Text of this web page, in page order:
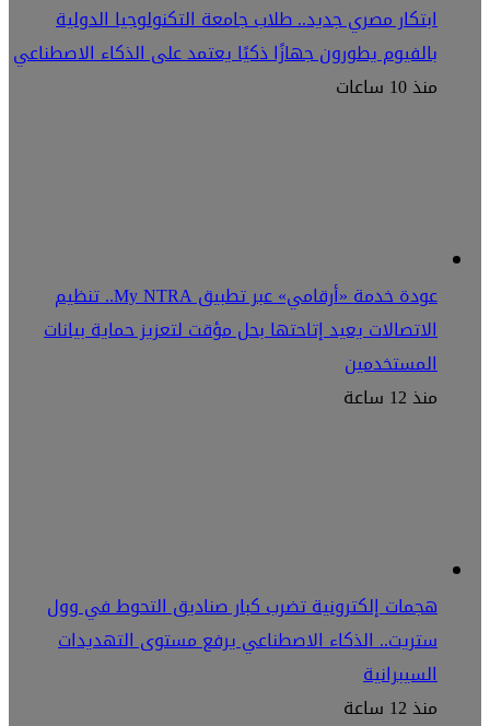
ابتكار مصري جديد.. طلاب جامعة التكنولوجيا الدولية
بالفيوم يطورون جهازًا ذكيًا يعتمد على الذكاء الاصطناعي
منذ 10 ساعات
عودة خدمة «أرقامي» عبر تطبيق My NTRA.. تنظيم
الاتصالات يعيد إتاحتها بحل مؤقت لتعزيز حماية بيانات
المستخدمين
منذ 12 ساعة
هجمات إلكترونية تضرب كبار صناديق التحوط في وول
ستريت.. الذكاء الاصطناعي يرفع مستوى التهديدات
السيبرانية
منذ 12 ساعة